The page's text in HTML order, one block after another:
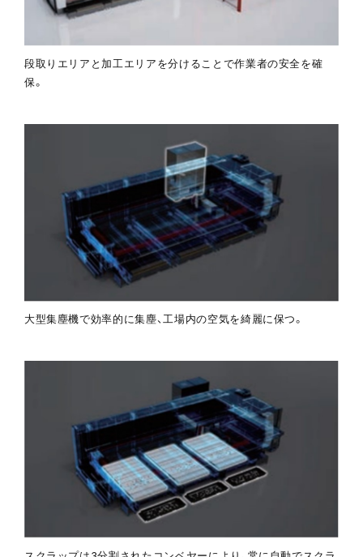
段取りエリアと加工エリアを分けることで作業者の安全を確
保。
大型集塵機で効率的に集塵、工場内の空気を綺麗に保つ。